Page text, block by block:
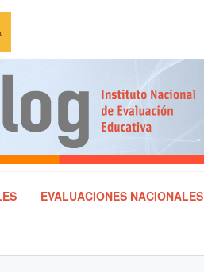
EVALUACIONES NACIONALES